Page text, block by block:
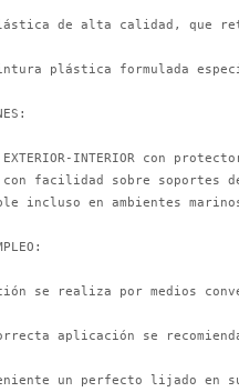
de alta calidad, que
plástica formulada
EXTERIOR-INTERIOR
facilidad sobre soportes
incluso en ambientes
se realiza por medios
aplicación se
un perfecto lijado